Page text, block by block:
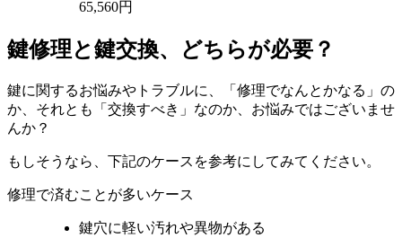
65,560円
鍵修理と鍵交換、どちらが必要？
鍵に関するお悩みやトラブルに、「修理でなんとかなる」の
か、それとも「交換すべき」なのか、お悩みではございませ
んか？
もしそうなら、下記のケースを参考にしてみてください。
修理で済むことが多いケース
鍵穴に軽い汚れや異物がある